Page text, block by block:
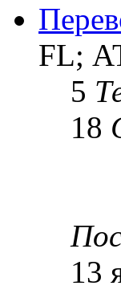
FL;
5
18
13